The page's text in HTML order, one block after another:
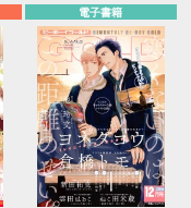
電子書籍